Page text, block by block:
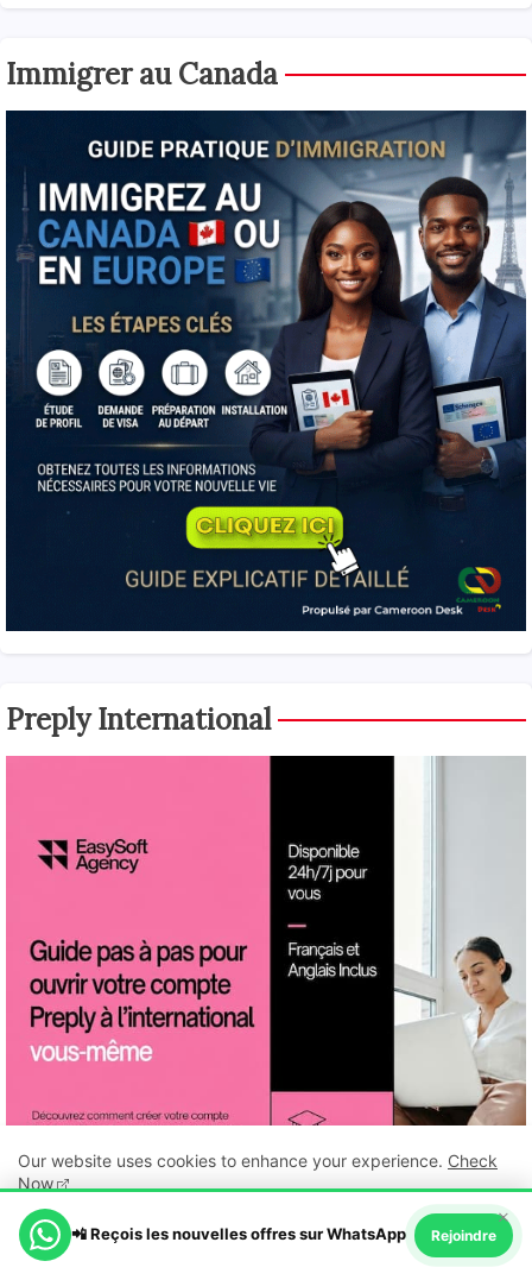
Immigrer au Canada
Preply International
Our website uses cookies to enhance your experience. Check
Now
Ok, Go it!
×
📲 Reçois les nouvelles offres sur WhatsApp Rejoindre